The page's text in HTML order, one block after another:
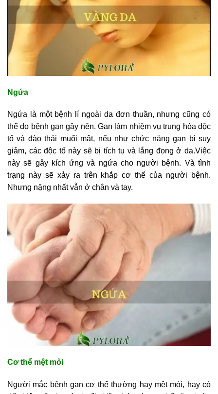
Ngứa
Ngứa là một bệnh lí ngoài da đơn thuần, nhưng cũng có
thể do bệnh gan gây nên. Gan làm nhiệm vụ trung hòa độc
tố và đào thải muối mật, nếu như chức năng gan bị suy
giảm, các độc tố này sẽ bị tích tụ và lắng đọng ở da.Việc
này sẽ gây kích ứng và ngứa cho người bệnh. Và tình
trạng này sẽ xảy ra trên khắp cơ thể của người bệnh.
Nhưng nặng nhất vẫn ở chân và tay.
Cơ thể mệt mỏi
Người mắc bệnh gan cơ thể thường hay mệt mỏi, hay có